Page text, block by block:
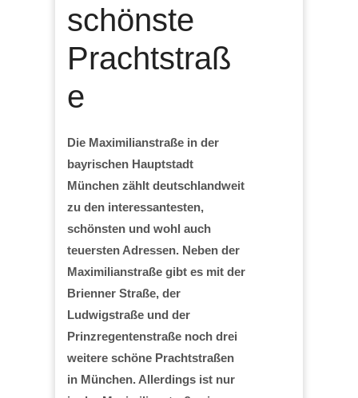
schönste
Prachtstraß
e
Die Maximilianstraße in der
bayrischen Hauptstadt
München zählt deutschlandweit
zu den interessantesten,
schönsten und wohl auch
teuersten Adressen. Neben der
Maximilianstraße gibt es mit der
Brienner Straße, der
Ludwigstraße und der
Prinzregentenstraße noch drei
weitere schöne Prachtstraßen
in München. Allerdings ist nur